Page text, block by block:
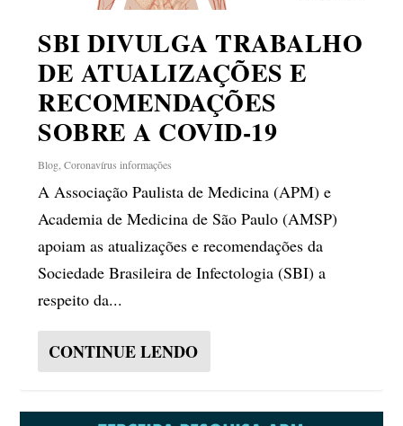
SBI DIVULGA TRABALHO
DE ATUALIZAÇÕES E
RECOMENDAÇÕES
SOBRE A COVID-19
Blog,Coronavírus informações
A Associação Paulista de Medicina (APM) e
Academia de Medicina de São Paulo (AMSP)
apoiam as atualizações e recomendações da
Sociedade Brasileira de Infectologia (SBI) a
respeito da...
CONTINUE LENDO